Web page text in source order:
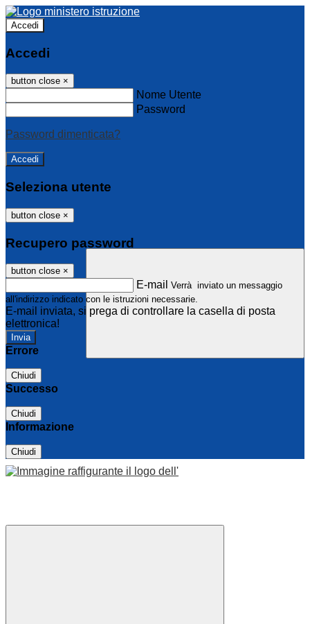
Accedi
Accedi
button close ×
Nome Utente
Password
Password dimenticata?
Seleziona utente
button close ×
Recupero password
button close ×
E-mail Verrà inviato un messaggio
all'indirizzo indicato con le istruzioni necessarie.
E-mail inviata, si prega di controllare la casella di posta
elettronica!
Errore
Chiudi
Successo
Chiudi
Informazione
Chiudi